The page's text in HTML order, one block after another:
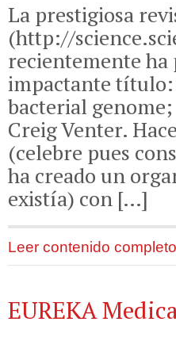
La prestigiosa
(http://
recientemente
impactante título:
bacterial
Creig Venter.
(celebre pues
ha creado un
existía) con […]
Leer contenido completo
EUREKA